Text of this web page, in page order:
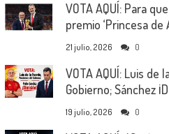
VOTA AQUÍ: Para
premio ‘Princesa de
21 julio, 2026 0
VOTA AQUÍ: Luis de
Gobierno; Sánchez
19 julio, 2026 0